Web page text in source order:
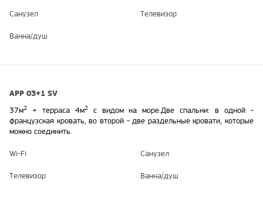
Санузел Телевизор
Ванна/душ
АРР 03+1 SV
37м2 + террасa 4м2с видом на море.Две спальни: в одной -
французская кровать, во второй - две раздельные кровати, которые
можно соединить.
Wi-Fi Санузел
Телевизор Ванна/душ